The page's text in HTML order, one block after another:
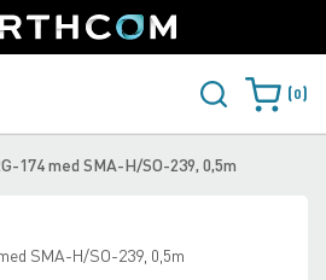
Sweden
Varukorgen
0
174 med SMA-H/SO-239, 0,5m